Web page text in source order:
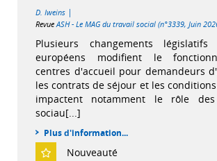
D. Iweins |
RevueASH - Le MAG du travail social (n°3339, Juin
Plusieurs changements
européens modifient le
centres d'accueil pour demandeurs
les contrats de séjour et les
impactent notamment le rôle des
sociau[...]
Plus d'information...
Nouveauté